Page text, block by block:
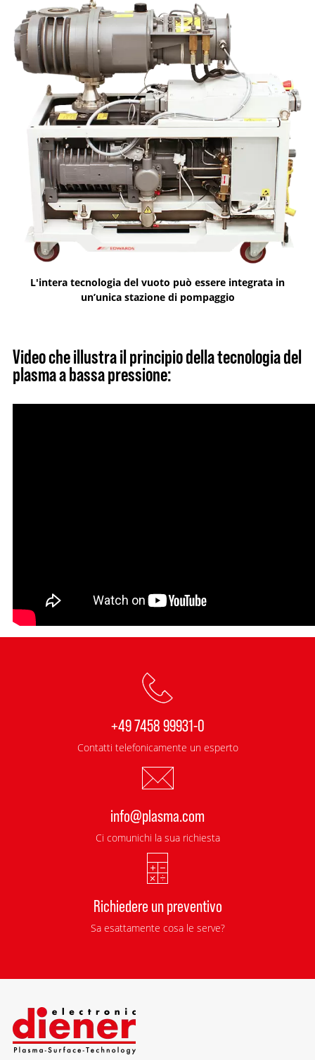
L'intera tecnologia del vuoto può essere integrata in
un’unica stazione di pompaggio
Video che illustra il principio della tecnologia del
plasma a bassa pressione:
+49 7458 99931-0
Contatti telefonicamente un esperto
info@plasma.com
Ci comunichi la sua richiesta
Richiedere un preventivo
Sa esattamente cosa le serve?